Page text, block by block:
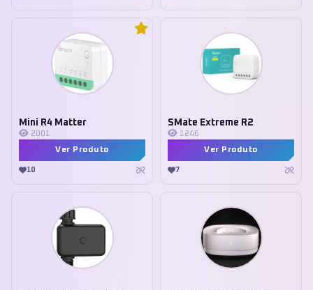
Mini R4 Matter
2001
Ver Produto
10
SMate Extreme R2
1246
Ver Produto
7